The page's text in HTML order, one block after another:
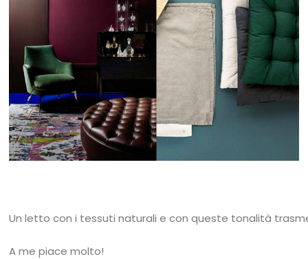
Un letto con i tessuti naturali e con queste tonalità
A me piace molto!